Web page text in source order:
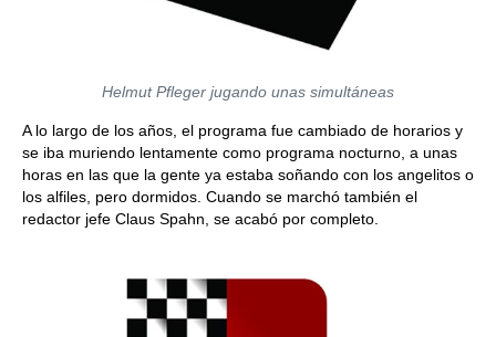
Helmut Pfleger jugando unas simultáneas
A lo largo de los años, el programa fue cambiado de horarios y
se iba muriendo lentamente como programa nocturno, a unas
horas en las que la gente ya estaba soñando con los angelitos o
los alfiles, pero dormidos. Cuando se marchó también el
redactor jefe Claus Spahn, se acabó por completo.